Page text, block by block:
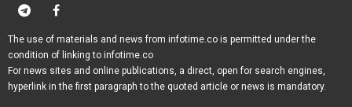
The use of materials and news from infotime.co is permitted under the
condition of linking to infotime.co
For news sites and online publications, a direct, open for search engines,
hyperlink in the first paragraph to the quoted article or news is mandatory.